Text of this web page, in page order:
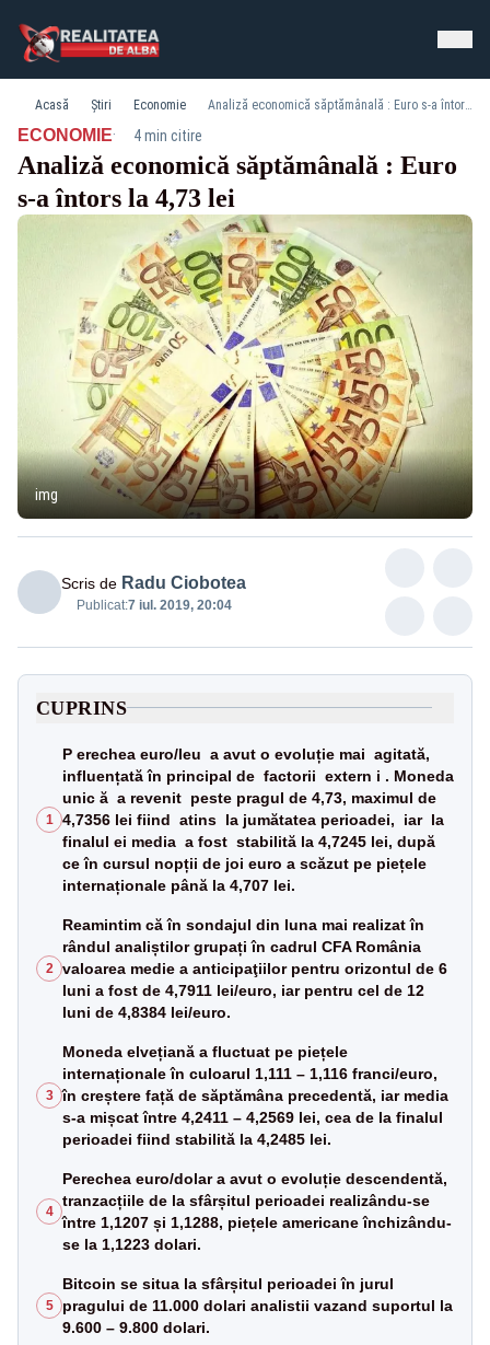
Acasă Știri Economie Analiză economică săptămânală : Euro s-a întors la 4,73 lei
ECONOMIE· 4 min citire
Analiză economică săptămânală : Euro
s-a întors la 4,73 lei
img
Scris de Radu Ciobotea
Publicat:7 iul. 2019, 20:04
CUPRINS
1
P erechea euro/leu a avut o evoluție mai agitată,
influențată în principal de factorii extern i . Moneda
unic ă a revenit peste pragul de 4,73, maximul de
4,7356 lei fiind atins la jumătatea perioadei, iar la
finalul ei media a fost stabilită la 4,7245 lei, după
ce în cursul nopții de joi euro a scăzut pe piețele
internaționale până la 4,707 lei.
2
Reamintim că în sondajul din luna mai realizat în
rândul analiștilor grupați în cadrul CFA România
valoarea medie a anticipaţiilor pentru orizontul de 6
luni a fost de 4,7911 lei/euro, iar pentru cel de 12
luni de 4,8384 lei/euro.
3
Moneda elvețiană a fluctuat pe piețele
internaționale în culoarul 1,111 – 1,116 franci/euro,
în creștere față de săptămâna precedentă, iar media
s-a mișcat între 4,2411 – 4,2569 lei, cea de la finalul
perioadei fiind stabilită la 4,2485 lei.
4
Perechea euro/dolar a avut o evoluție descendentă,
tranzacțiile de la sfârșitul perioadei realizându-se
între 1,1207 și 1,1288, piețele americane închizându-
se la 1,1223 dolari.
5
Bitcoin se situa la sfârșitul perioadei în jurul
pragului de 11.000 dolari analistii vazand suportul la
9.600 – 9.800 dolari.